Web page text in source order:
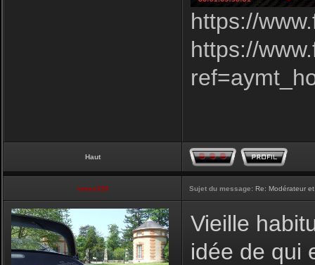
https://
https://
Haut
vmax330 Sujet du message: Re: Modérateur
Vieille
idée de qui